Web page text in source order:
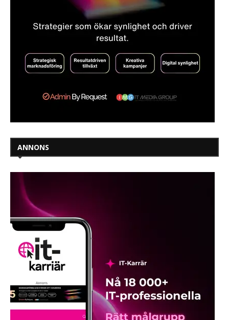
ANNONS